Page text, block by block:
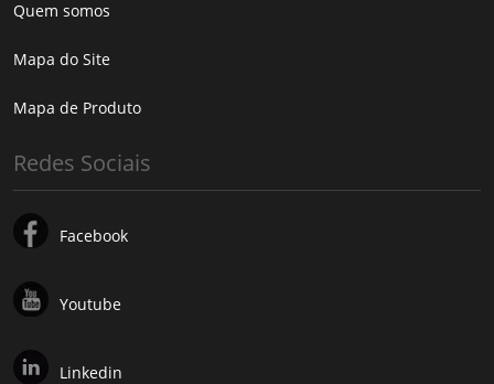
Quem somos
Mapa do Site
Mapa de Produto
Redes Sociais
Facebook
Youtube
Linkedin